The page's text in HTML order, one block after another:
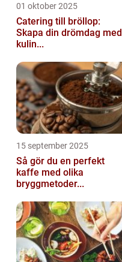
01 oktober 2025
Catering till bröllop:
Skapa din drömdag med
kulin...
15 september 2025
Så gör du en perfekt
kaffe med olika
bryggmetoder...